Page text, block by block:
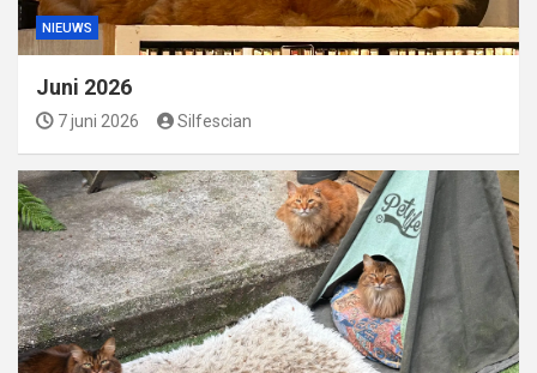
NIEUWS
Juni 2026
7 juni 2026 Silfescian